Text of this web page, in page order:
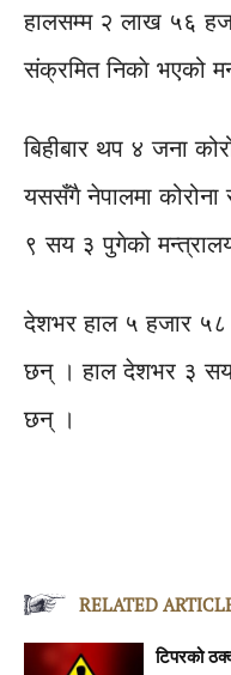
हालसम्म २ लाख ५६
संक्रमित निकाे भएको
बिहीबार थप ४ जना
यससँगै नेपालमा
९ सय ३ पुगेको
देशभर हाल ५ हजार
छन् । हाल देशभर ३ सय
छन् ।
RELATED
टिपरको